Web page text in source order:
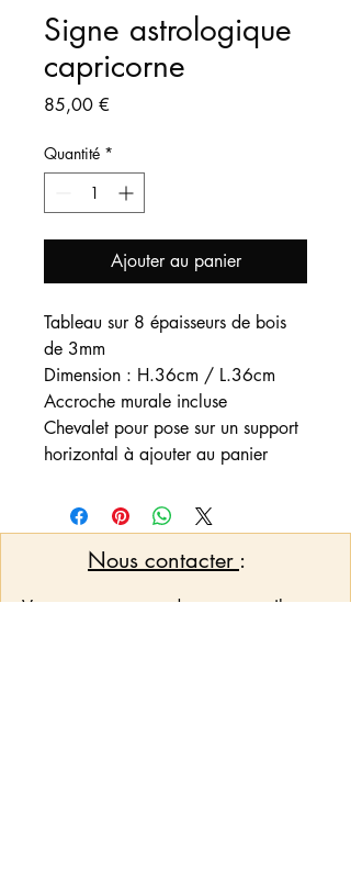
Signe astrologique
capricorne
85,00 €
Quantité *
Ajouter au panier
Tableau sur 8 épaisseurs de bois
de 3mm
Dimension : H.36cm / L.36cm
Accroche murale incluse
Chevalet pour pose sur un support
horizontal à ajouter au panier
Nous contacter :
Vous pouvez nous adresser un mail pour